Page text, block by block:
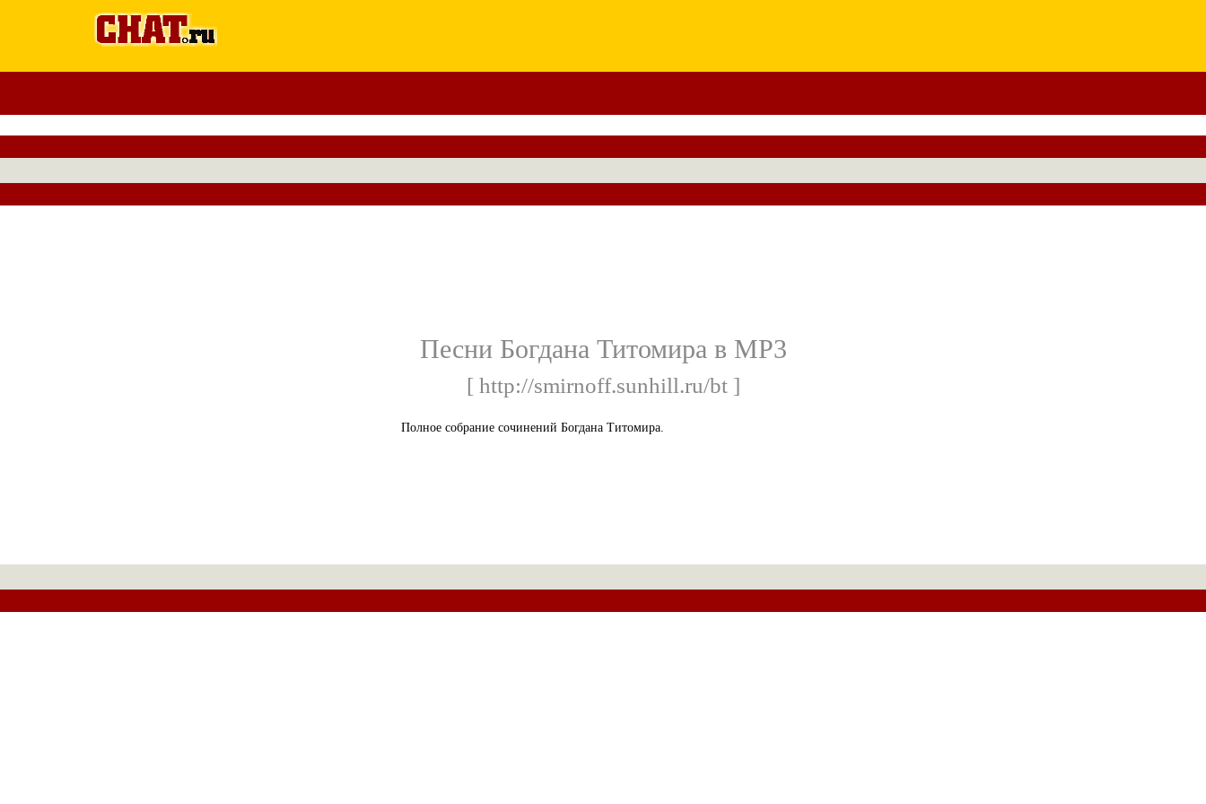
Песни Богдана Титомира в MP3
[ http://smirnoff.sunhill.ru/bt ]
Полное собрание сочинений Богдана Титомира.